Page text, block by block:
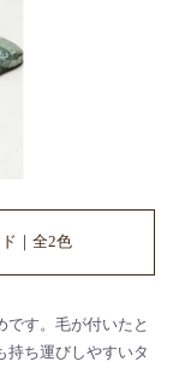
｜全2色
です。毛が付いたと
持ち運びしやすいタ